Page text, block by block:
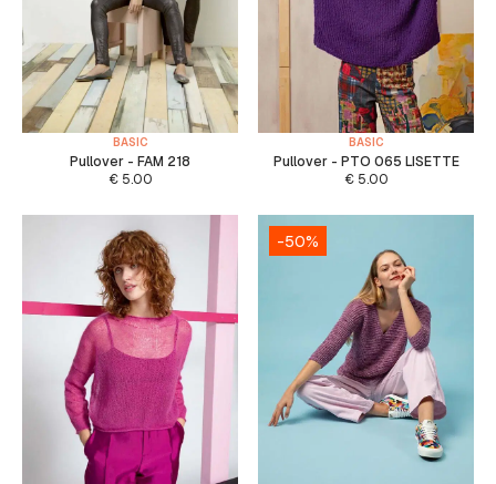
BASIC
Pullover - FAM 218
€5.00
BASIC
Pullover - PTO 065 LISETTE
€5.00
-50%